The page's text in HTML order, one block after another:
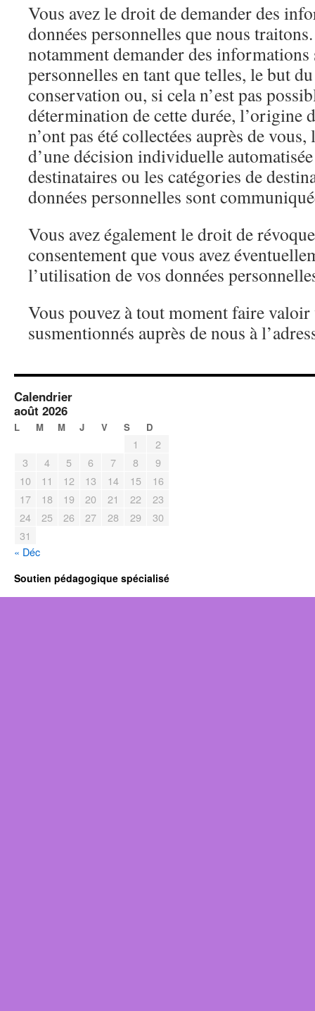
Vous avez le droit de demander des
données personnelles que nous
notamment demander des informations
personnelles en tant que telles, le but
conservation ou, si cela n’est pas
détermination de cette durée, l’origine
n’ont pas été collectées auprès de
d’une décision individuelle
destinataires ou les catégories de
données personnelles sont
Vous avez également le droit de
consentement que vous avez
l’utilisation de vos données
Vous pouvez à tout moment faire
susmentionnés auprès de nous à
Calendrier
août 2026
L M M J V S D
1
2
3
4 5 6 7 8
9
10
11 12 13 14 15
16
17
18 19 20 21 22
23
24
25 26 27 28 29
30
31
« Déc
Soutien pédagogique spécialisé